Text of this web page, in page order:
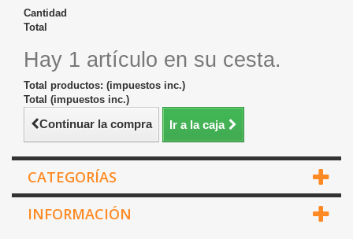
Cantidad
Total
Hay 1 artículo en su cesta.
Total productos: (impuestos inc.)
Total (impuestos inc.)
Continuar la compra Ir a la caja
CATEGORÍAS
INFORMACIÓN